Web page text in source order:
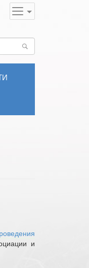
Поиск
и